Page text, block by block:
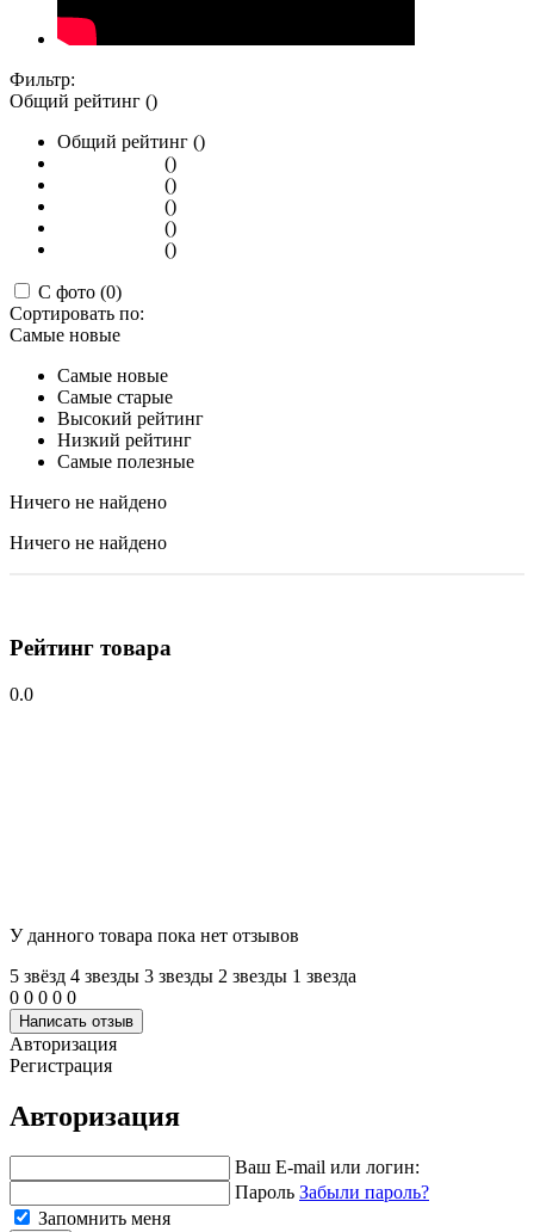
Фильтр:
Общий рейтинг ()
Общий рейтинг ()
()
()
()
()
()
С фото (0)
Сортировать по:
Самые новые
Самые новые
Самые старые
Высокий рейтинг
Низкий рейтинг
Самые полезные
Ничего не найдено
Ничего не найдено
Рейтинг товара
0.0
У данного товара пока нет отзывов
5 звёзд 4 звeзды 3 звeзды 2 звeзды 1 звeзда
0 0 0 0 0
Написать отзыв
Авторизация
Регистрация
Авторизация
Ваш E-mail или логин:
Пароль Забыли пароль?
Запомнить меня